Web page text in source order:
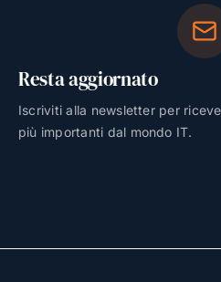
Resta aggiornato
Iscriviti alla newsletter per
più importanti dal mondo IT.